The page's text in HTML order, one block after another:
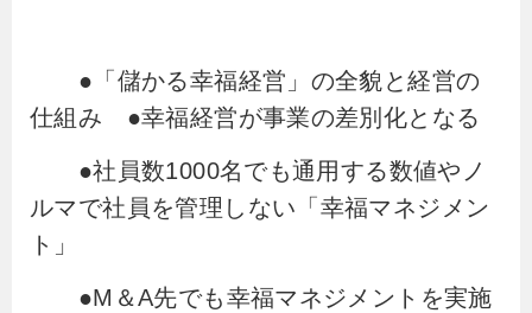
●「儲かる幸福経営」の全貌と経営の
仕組み ●幸福経営が事業の差別化となる
●社員数1000名でも通用する数値やノ
ルマで社員を管理しない「幸福マネジメン
ト」
●M＆A先でも幸福マネジメントを実施